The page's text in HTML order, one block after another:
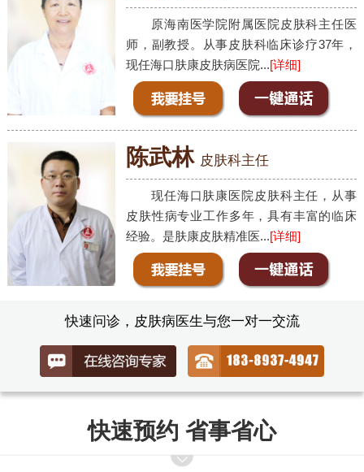
原海南医学院附属医院皮肤科主任医
师，副教授。从事皮肤科临床诊疗37年，
现任海口肤康皮肤病医院...[详细]
陈武林 皮肤科主任
现任海口肤康医院皮肤科主任，从事
皮肤性病专业工作多年，具有丰富的临床
经验。是肤康皮肤精准医...[详细]
快速问诊，皮肤病医生与您一对一交流
快速预约 省事省心